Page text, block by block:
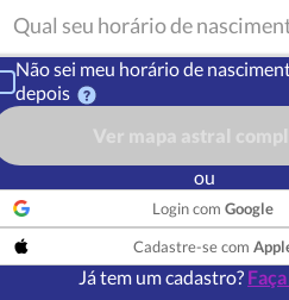
Não sei meu horário de
depois
ou
Login com Google
Cadastre-se com
Já tem um cadastro?